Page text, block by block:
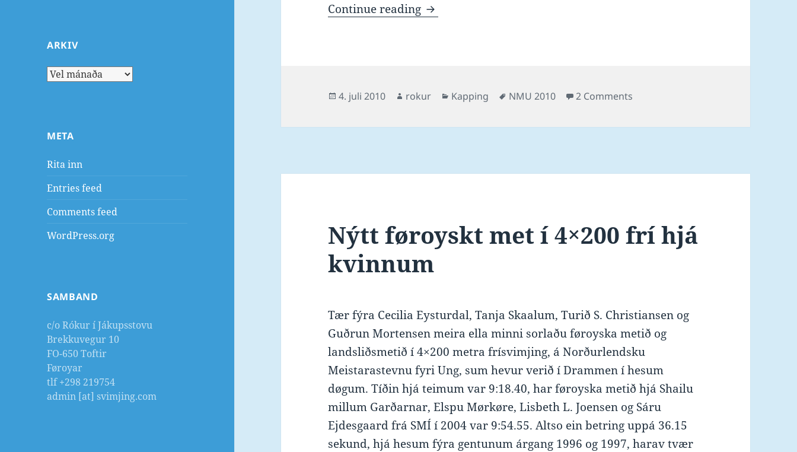
ARKIV
Arkiv
META
Rita inn
Entries feed
Comments feed
WordPress.org
SAMBAND
c/o Rókur í Jákupsstovu
Brekkuvegur 10
FO-650 Toftir
Føroyar
tlf +298 219754
admin [at] svimjing.com
Continue reading 5 føroysk met og 7 juniormet á NMU 2010
Posted
4. juli 2010 Author
rokur Categories
Kapping Tags
NMU 2010 2 Comments
Nýtt føroyskt met í 4×200 frí hjá
kvinnum
Tær fýra Cecilia Eysturdal, Tanja Skaalum, Turið S. Christiansen og
Guðrun Mortensen meira ella minni sorlaðu føroyska metið og
landsliðsmetið í 4×200 metra frísvimjing, á Norðurlendsku
Meistarastevnu fyri Ung, sum hevur verið í Drammen í hesum
døgum. Tíðin hjá teimum var 9:18.40, har føroyska metið hjá Shailu
millum Garðarnar, Elspu Mørkøre, Lisbeth L. Joensen og Sáru
Ejdesgaard frá SMÍ í 2004 var 9:54.55. Altso ein betring uppá 36.15
sekund, hjá hesum fýra gentunum árgang 1996 og 1997, harav tvær